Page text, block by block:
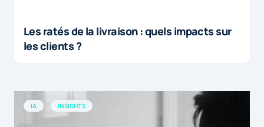
Les ratés de la livraison : quels impacts sur
les clients ?
IA INSIGHTS